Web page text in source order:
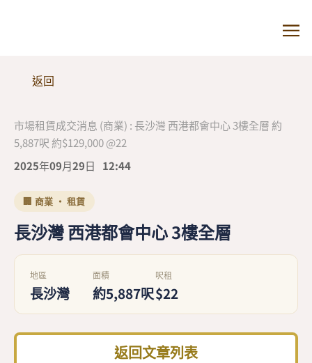
返回
市場租賃成交消息 (商業) : 長沙灣 西港都會中心 3樓全層 約
5,887呎 約$129,000 @22
2025年09月29日
12:44
🏢 商業 · 租賃
長沙灣 西港都會中心 3樓全層
地區
長沙灣
面積
約5,887呎
呎租
$22
返回文章列表